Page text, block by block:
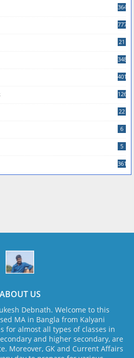
364
777
21
348
401
126
22
6
5
361
ABOUT US
Debnath. Welcome to this
MA in Bangla from Kalyani
for almost all types of classes in
and higher secondary, are
Moreover, GK and Current Affairs